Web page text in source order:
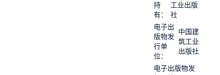
持
有：
工业出版
社
电子出
版物发
行单
位：
中国建
筑工业
出版社
电子出版物发